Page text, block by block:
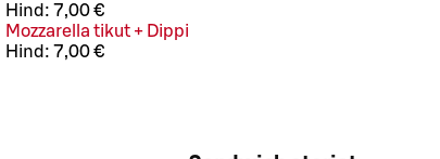
Hind: 7,00 €
Mozzarella tikut + Dippi
Hind: 7,00 €